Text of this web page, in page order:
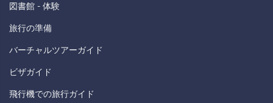
図書館 - 体験
旅行の準備
バーチャルツアーガイド
ビザガイド
飛行機での旅行ガイド